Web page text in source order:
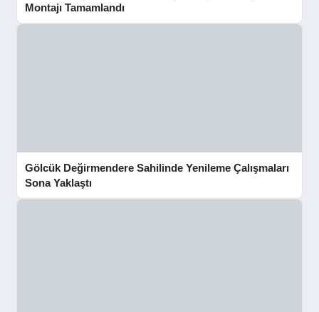
Montajı Tamamlandı
Gölcük Değirmendere Sahilinde Yenileme Çalışmaları
Sona Yaklaştı